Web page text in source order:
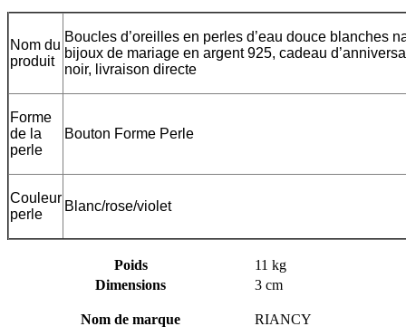
Nom du
produit
Boucles d’oreilles en perles d’eau douce blanches
bijoux de mariage en argent 925, cadeau
noir, livraison directe
Forme
de la
perle
Bouton Forme Perle
Couleur
perle
Blanc/rose/violet
Poids
11 kg
Dimensions
3 cm
Nom de marque RIANCY